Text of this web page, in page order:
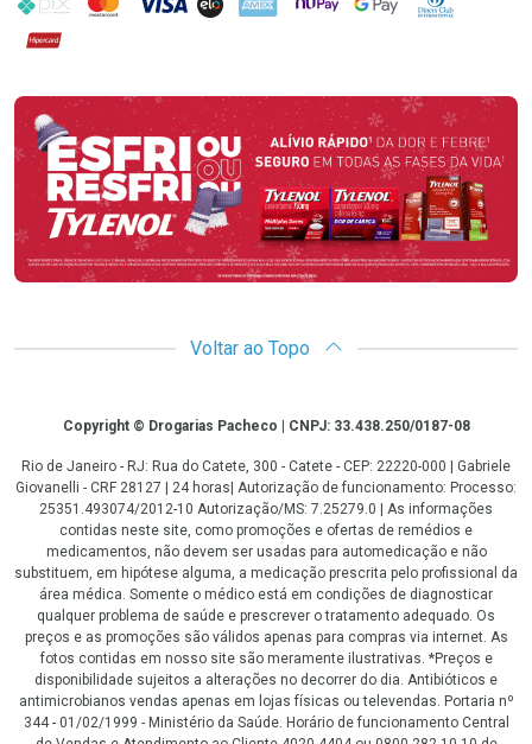
Hipercard
Promoção em Destaque
Voltar ao Topo
CopyrightCopyright © Drogarias Pacheco | CNPJ: 33.438.250/0187-08
Rio de Janeiro - RJ: Rua do Catete, 300 - Catete - CEP: 22220-000 | Gabriele
Giovanelli - CRF 28127 | 24 horas| Autorização de funcionamento: Processo:
25351.493074/2012-10 Autorização/MS: 7.25279.0 | As informações
contidas neste site, como promoções e ofertas de remédios e
medicamentos, não devem ser usadas para automedicação e não
substituem, em hipótese alguma, a medicação prescrita pelo profissional da
área médica. Somente o médico está em condições de diagnosticar
qualquer problema de saúde e prescrever o tratamento adequado. Os
preços e as promoções são válidos apenas para compras via internet. As
fotos contidas em nosso site são meramente ilustrativas. *Preços e
disponibilidade sujeitos a alterações no decorrer do dia. Antibióticos e
antimicrobianos vendas apenas em lojas físicas ou televendas. Portaria nº
344 - 01/02/1999 - Ministério da Saúde. Horário de funcionamento Central